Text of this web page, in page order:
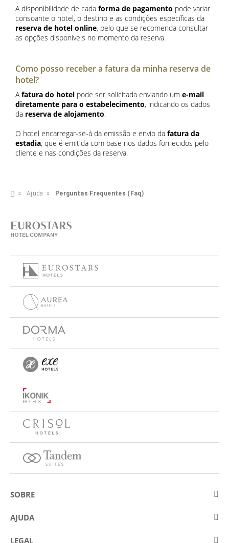
A disponibilidade de cada forma de pagamento pode variar
consoante o hotel, o destino e as condições específicas da
reserva de hotel online, pelo que se recomenda consultar
as opções disponíveis no momento da reserva.
Como posso receber a fatura da minha reserva de
hotel?
Afatura do hotel pode ser solicitada enviando um e-mail
diretamente para o estabelecimento, indicando os dados
da reserva de alojamento.
O hotel encarregar-se-á da emissão e envio da fatura da
estadia, que é emitida com base nos dados fornecidos pelo
cliente e nas condições da reserva.
Ajuda Perguntas Frequentes (Faq)
SOBRE
Sobre a Eurostars Hotel Company
AJUDA
Contactar
LEGAL